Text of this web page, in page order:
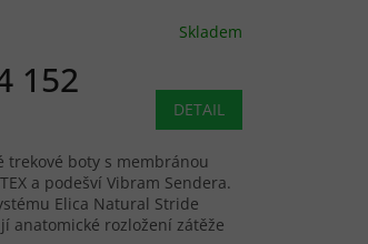
Skladem
152
DETAIL
trekové boty s membránou
TEX a podešví Vibram Sendera.
Elica Natural Stride
anatomické rozložení zátěže